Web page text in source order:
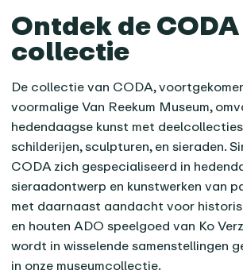
Ontdek de CODA
collectie
De collectie van CODA,
voormalige Van Reekum Museum,
hedendaagse kunst met
schilderijen, sculpturen, en sieraden.
CODA zich gespecialiseerd in
sieraadontwerp en kunstwerken van
met daarnaast aandacht voor
en houten ADO speelgoed van Ko
wordt in wisselende samenstellingen
in onze museumcollectie.